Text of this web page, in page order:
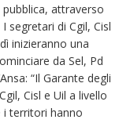
attraverso
segretari di Cgil, Cisl
inizieranno una
da Sel, Pd
“Il Garante degli
Cisl e Uil a livello
i territori hanno